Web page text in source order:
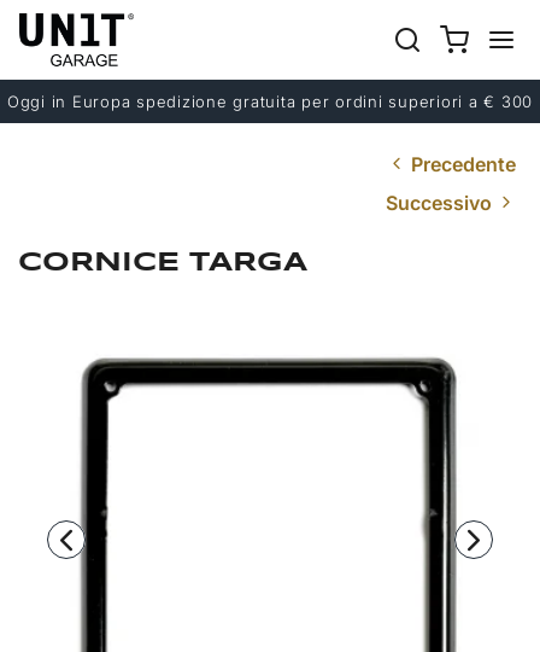
Oggi in Europa spedizione gratuita per ordini superiori a € 300
Precedente
Successivo
CORNICE TARGA